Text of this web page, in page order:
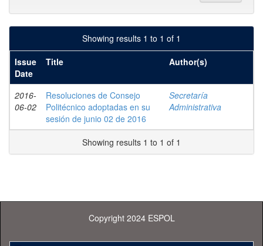
Showing results 1 to 1 of 1
Issue
Date
Title Author(s)
2016-
06-02
Resoluciones de Consejo
Politécnico adoptadas en su
sesión de junio 02 de 2016
Secretaría
Administrativa
Showing results 1 to 1 of 1
Copyright 2024 ESPOL